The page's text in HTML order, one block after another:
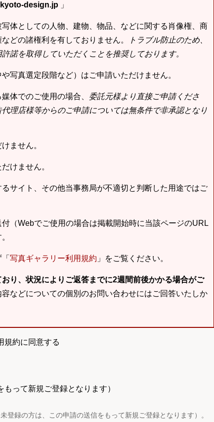
design.jp 」
体としての人物、建物、物品、などに関する肖像権、商
どの諸権利を有しておりません。
トラブル防止のため、
諾を取得していただくことを推奨しております。
写真選定段階など）はご申請いただけません。
体でのご使用の場合、 委託元様より直接ご申請くださ
理店様等からのご申請については無条件で非承認となり
ません。
けません。
サイト、その他当事務局が不適切と判断した用途ではご
（Webでご使用の場合は掲載開始時に当該ページのURL
写真ギャラリー利用規約 」をご覧ください。
り、状況によりご返答までに2週間前後かかる場合がご
などについての個別のお問い合わせにはご回答いたしか
規約に同意する
って新規ご登録となります）
録の方は、この申請の送信をもって新規ご登録となります）。